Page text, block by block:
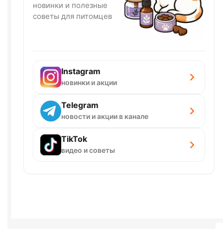
новинки и полезные
советы для питомцев
Instagram
новинки и акции
Telegram
новости и акции в канале
TikTok
видео и советы